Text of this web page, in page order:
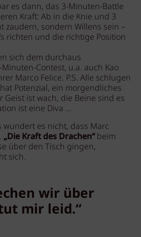
es dann, das 3-Minuten-Battle
Kraft: Ab in die Knie und 3
zaudern, sondern Willens sein –
richten und die richtige Position
sich dem durchaus
Contest, u.a. auch Kao
Marco Felice. P.S. Alle schlugen
Potenzial, ein morgendliches
Geist ist wach, die Beine sind es
ist eine Diva ...
wundert es nicht, dass Marc
„Die Kraft des Drachen“beim
über den Tisch gingen,
sich.
wir über
mir leid.“